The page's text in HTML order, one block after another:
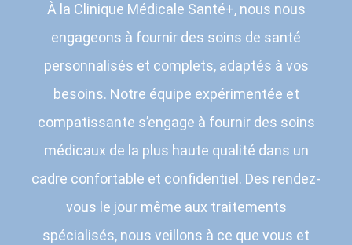
À la Clinique Médicale Santé+, nous nous
engageons à fournir des soins de santé
personnalisés et complets, adaptés à vos
besoins. Notre équipe expérimentée et
compatissante s’engage à fournir des soins
médicaux de la plus haute qualité dans un
cadre confortable et confidentiel. Des rendez-
vous le jour même aux traitements
spécialisés, nous veillons à ce que vous et